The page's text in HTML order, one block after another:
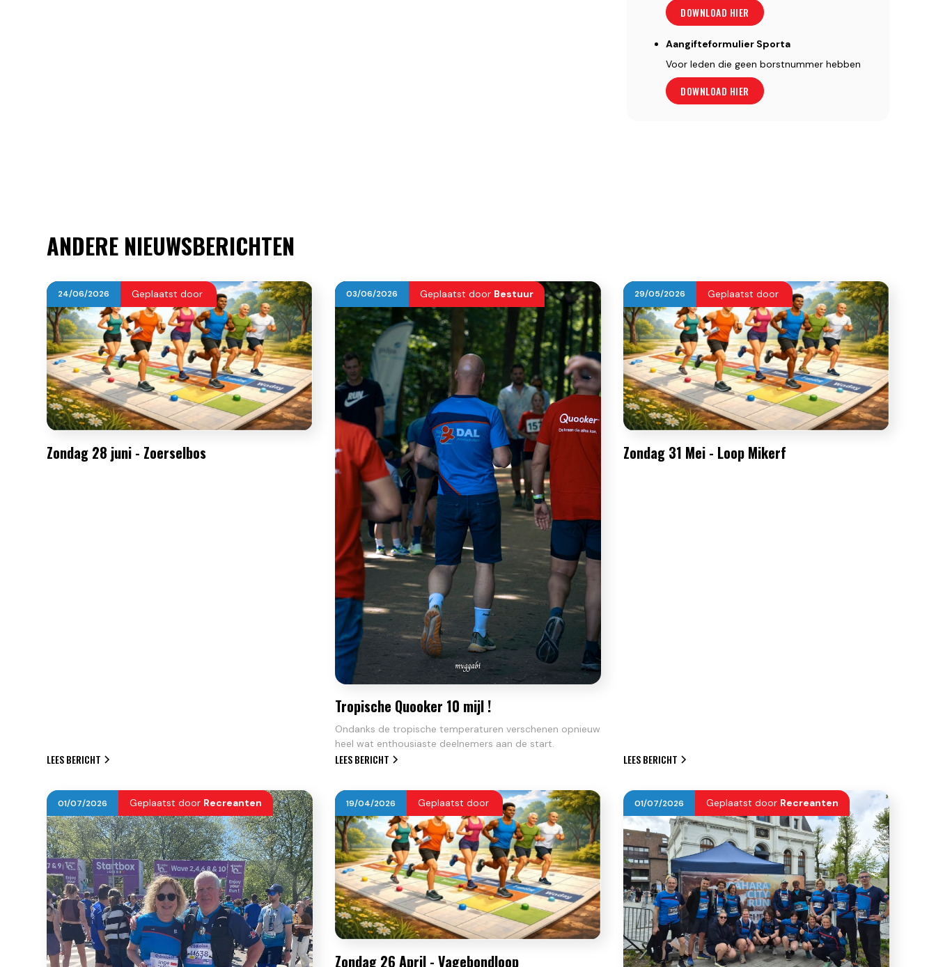
DOWNLOAD HIER
Aangifteformulier Sporta
Voor leden die geen borstnummer hebben
DOWNLOAD HIER
ANDERE NIEUWSBERICHTEN
24/06/2026 Geplaatst door
Zondag 28 juni - Zoerselbos
LEES BERICHT
03/06/2026 Geplaatst door Bestuur
Tropische Quooker 10 mijl !
Ondanks de tropische temperaturen verschenen opnieuw
heel wat enthousiaste deelnemers aan de start.
LEES BERICHT
29/05/2026 Geplaatst door
Zondag 31 Mei - Loop Mikerf
LEES BERICHT
01/07/2026 Geplaatst door Recreanten 19/04/2026 Geplaatst door
Zondag 26 April - Vagebondloop
01/07/2026 Geplaatst door Recreanten